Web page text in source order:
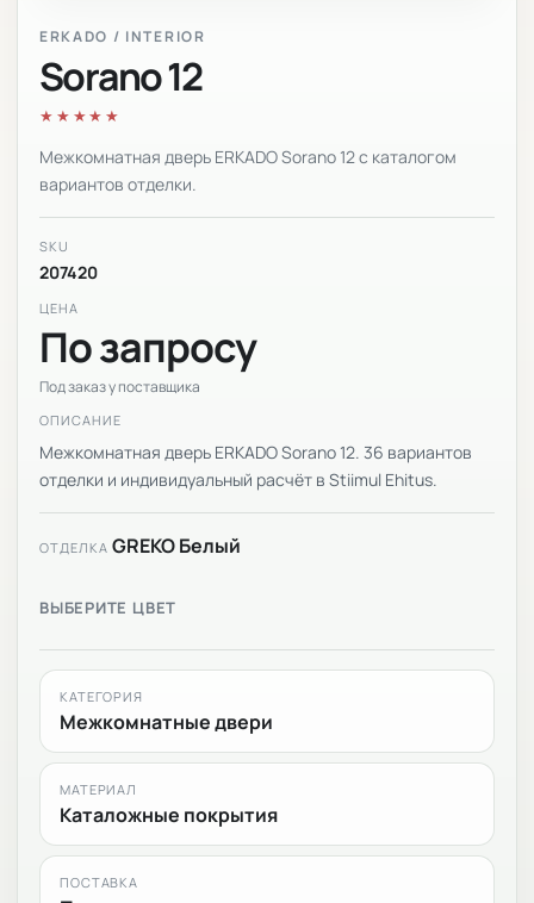
ERKADO / INTERIOR
Sorano 12
★★★★★
Межкомнатная дверь ERKADO Sorano 12 с каталогом
вариантов отделки.
SKU
207420
ЦЕНА
По запросу
Под заказ у поставщика
ОПИСАНИЕ
Межкомнатная дверь ERKADO Sorano 12. 36 вариантов
отделки и индивидуальный расчёт в Stiimul Ehitus.
ОТДЕЛКА GREKO Белый
ВЫБЕРИТЕ ЦВЕТ
КАТЕГОРИЯ
Межкомнатные двери
МАТЕРИАЛ
Каталожные покрытия
ПОСТАВКА